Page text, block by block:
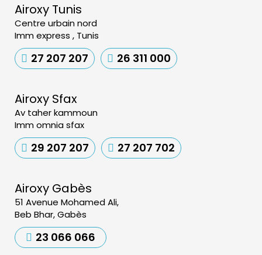
Airoxy Tunis
Centre urbain nord
Imm express , Tunis
27 207 207 26 311 000
Airoxy Sfax
Av taher kammoun
Imm omnia sfax
29 207 207 27 207 702
Airoxy Gabès
51 Avenue Mohamed Ali,
Beb Bhar, Gabès
23 066 066